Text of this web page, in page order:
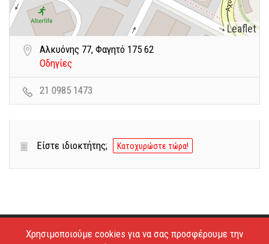
Leaflet
Αλκυόνης 77, Φαγητό 175 62
Οδηγίες
21 0985 1473
Είστε ιδιοκτήτης; Κατοχυρώστε τώρα!
Copyright © 2026 - Estiatoria. All Rights Reserved.
Χρησιμοποιούμε cookies για να σας προσφέρουμε την